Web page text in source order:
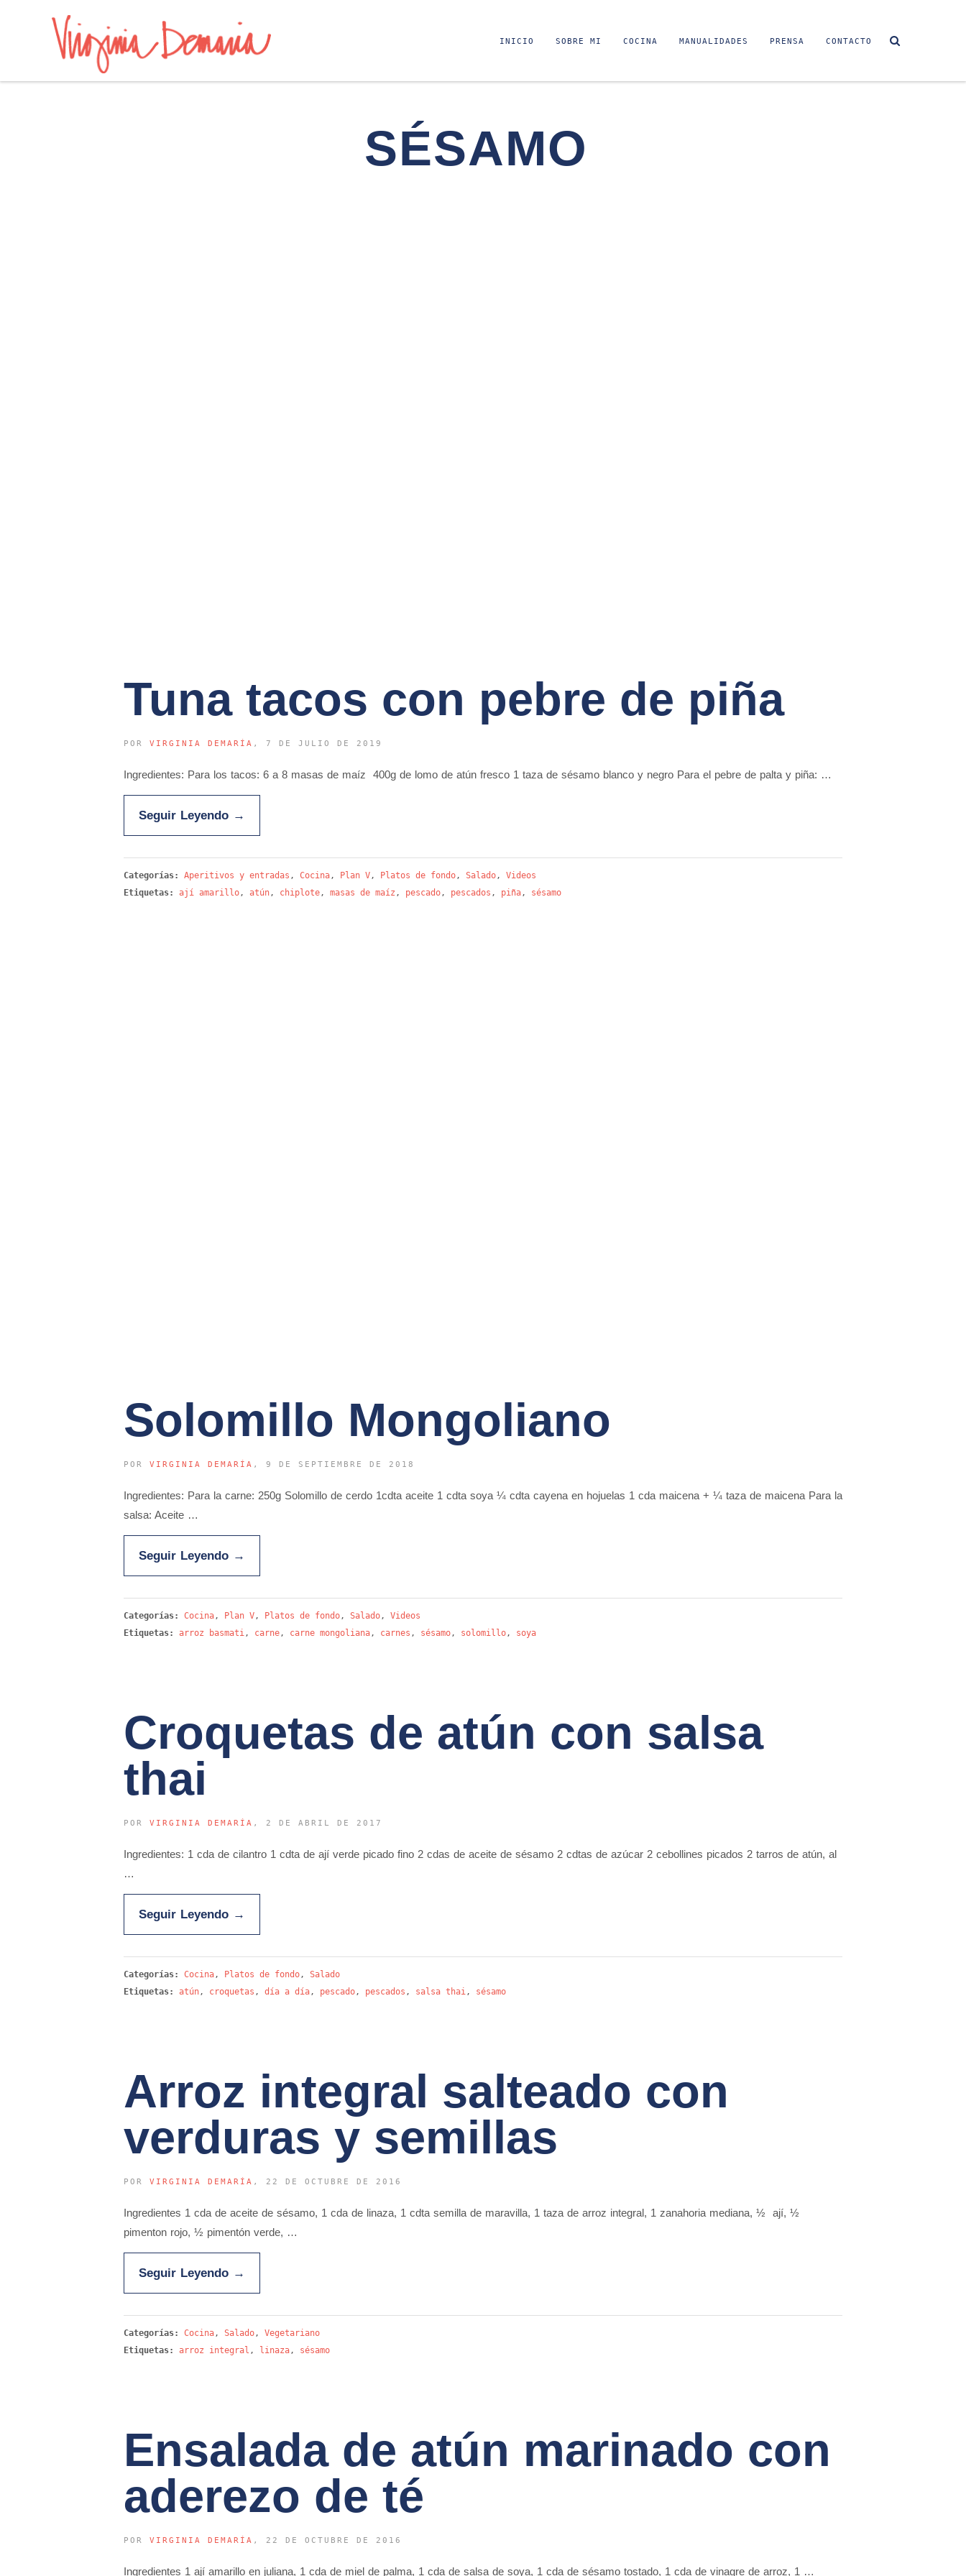
INICIO SOBRE MI COCINA MANUALIDADES PRENSA CONTACTO
SÉSAMO
Tuna tacos con pebre de piña
POR VIRGINIA DEMARÍA , 7 DE JULIO DE 2019
Ingredientes: Para los tacos: 6 a 8 masas de maíz 400g de lomo de atún fresco 1 taza de sésamo blanco y negro Para el pebre de palta y piña: …
Seguir Leyendo →
Categorías: Aperitivos y entradas , Cocina , Plan V , Platos de fondo , Salado , Videos
Etiquetas:
ají amarillo , atún , chiplote , masas de maíz , pescado , pescados , piña , sésamo
Solomillo Mongoliano
POR VIRGINIA DEMARÍA , 9 DE SEPTIEMBRE DE 2018
Ingredientes: Para la carne: 250g Solomillo de cerdo 1cdta aceite 1 cdta soya ¼ cdta cayena en hojuelas 1 cda maicena + ¼ taza de maicena Para la
salsa: Aceite …
Seguir Leyendo →
Categorías: Cocina , Plan V , Platos de fondo , Salado , Videos
Etiquetas:
arroz basmati , carne , carne mongoliana , carnes , sésamo , solomillo , soya
Croquetas de atún con salsa
thai
POR VIRGINIA DEMARÍA , 2 DE ABRIL DE 2017
Ingredientes: 1 cda de cilantro 1 cdta de ají verde picado fino 2 cdas de aceite de sésamo 2 cdtas de azúcar 2 cebollines picados 2 tarros de atún, al
…
Seguir Leyendo →
Categorías: Cocina , Platos de fondo , Salado
Etiquetas:
atún , croquetas , día a día , pescado , pescados , salsa thai , sésamo
Arroz integral salteado con
verduras y semillas
POR VIRGINIA DEMARÍA , 22 DE OCTUBRE DE 2016
Ingredientes 1 cda de aceite de sésamo, 1 cda de linaza, 1 cdta semilla de maravilla, 1 taza de arroz integral, 1 zanahoria mediana, ½ ají, ½
pimenton rojo, ½ pimentón verde, …
Seguir Leyendo →
Categorías: Cocina , Salado , Vegetariano
Etiquetas:
arroz integral , linaza , sésamo
Ensalada de atún marinado con
aderezo de té
POR VIRGINIA DEMARÍA , 22 DE OCTUBRE DE 2016
Ingredientes 1 ají amarillo en juliana, 1 cda de miel de palma, 1 cda de salsa de soya, 1 cda de sésamo tostado, 1 cda de vinagre de arroz, 1 …